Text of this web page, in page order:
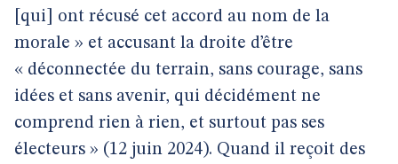
[qui] ont récusé cet accord au nom de la
morale » et accusant la droite d’être
« déconnectée du terrain, sans courage, sans
idées et sans avenir, qui décidément ne
comprend rien à rien, et surtout pas ses
électeurs » (12 juin 2024). Quand il reçoit des